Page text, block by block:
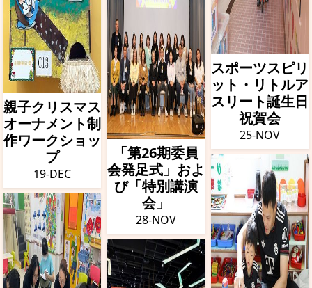
親子クリスマス
オーナメント制
作ワークショッ
プ
19-DEC
「第26期委員
会発足式」およ
び「特別講演
会」
28-NOV
スポーツスピリ
ット・リトルア
スリート誕生日
祝賀会
25-NOV